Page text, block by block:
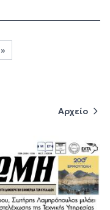
Last page
»
Αρχείο